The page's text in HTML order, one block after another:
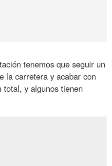
tenemos que seguir un
la carretera y acabar con
total, y algunos tienen